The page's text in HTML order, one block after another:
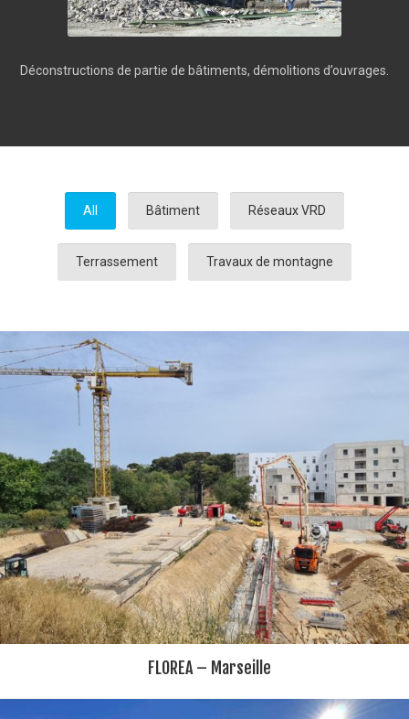
Déconstructions de partie de bâtiments, démolitions d’ouvrages.
All Bâtiment Réseaux VRD
Terrassement Travaux de montagne
FLOREA – Marseille